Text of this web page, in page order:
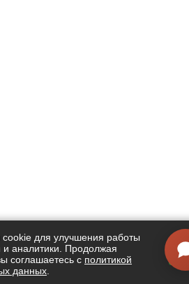
для улучшения работы
и аналитики. Продолжая
соглашаетесь с политикой
данных
Я